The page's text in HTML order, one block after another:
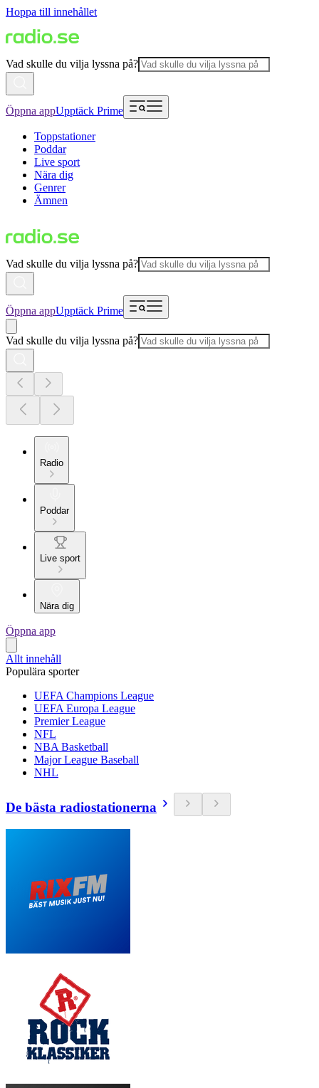
Hoppa till innehållet
Vad skulle du vilja lyssna på?
Öppna appUpptäck Prime
Toppstationer
Poddar
Live sport
Nära dig
Genrer
Ämnen
Vad skulle du vilja lyssna på?
Öppna appUpptäck Prime
Vad skulle du vilja lyssna på?
Radio
Poddar
Live sport
Nära dig
Öppna app
Allt innehåll
Populära sporter
UEFA Champions League
UEFA Europa League
Premier League
NFL
NBA Basketball
Major League Baseball
NHL
De bästa radiostationerna